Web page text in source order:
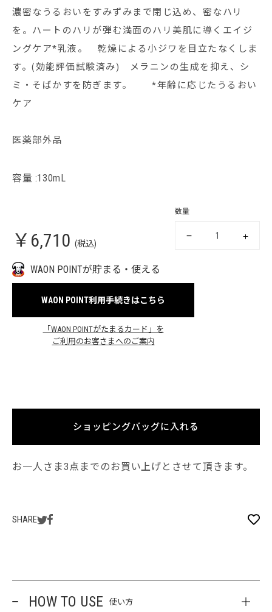
濃密なうるおいをすみずみまで閉じ込め、密なハリ
を。ハートのハリが弾む満面のハリ美肌に導くエイジ
ングケア*乳液。 乾燥による小ジワを目立たなくしま
す。(効能評価試験済み) メラニンの生成を抑え、シ
ミ・そばかすを防ぎます。 *年齢に応じたうるおい
ケア
医薬部外品
容量 :130mL
￥6,710 (税込)
数量
WAON POINTが貯まる・使える
WAON POINT利用手続きはこちら
「WAON POINTがたまるカード」を
ご利用のお客さまへのご案内
ショッピングバッグに入れる
お一人さま3点までのお買い上げとさせて頂きます。
SHARE
HOW TO USE 使い方